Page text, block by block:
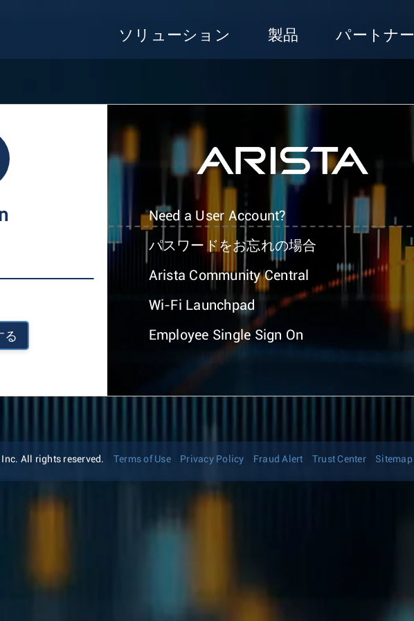
ソリューション 製品 パートナー
る
Need a User Account?
パスワードをお忘れの場合
Arista Community Central
Wi-Fi Launchpad
Employee Single Sign On
All rights reserved. Terms of Use Privacy Policy Fraud Alert Trust Center Sitemap